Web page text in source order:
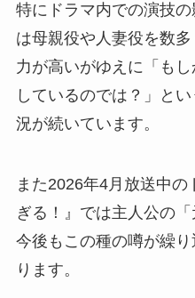
特にドラマ内での演技
は母親役や人妻役を数
力が高いがゆえに「も
しているのでは？」と
況が続いています。
また2026年4月放送中
ぎる！』では主人公の
今後もこの種の噂が繰
ります。